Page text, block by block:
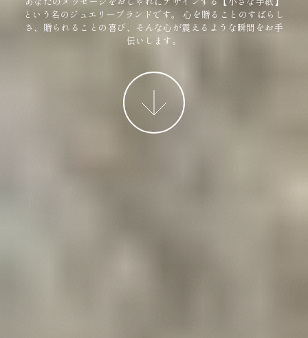
という名のジュエリーブランドです。
心を贈ることのすばらし
さ、贈られることの喜び、そんな心が震えるような瞬間をお手
伝いします。